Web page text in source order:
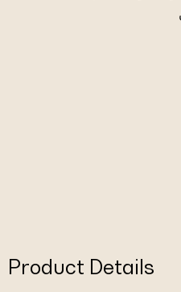
Product Details